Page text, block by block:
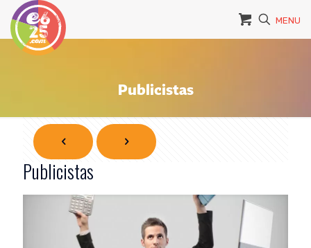
MENU
Publicistas
Publicistas